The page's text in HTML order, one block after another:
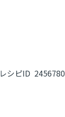
シピID 2456780